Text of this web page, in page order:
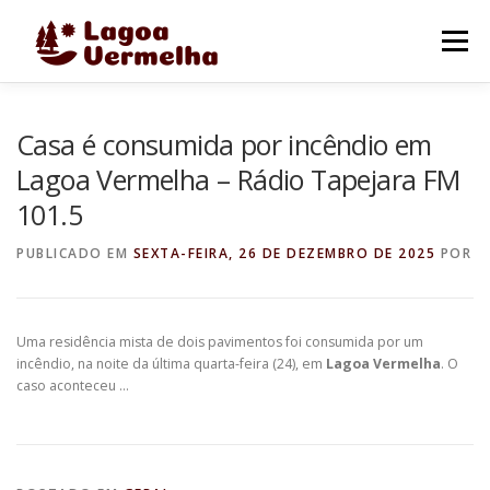
Menu
FALE CONOSCO
Casa é consumida por incêndio em
Lagoa Vermelha – Rádio Tapejara FM
101.5
PUBLICADO EM SEXTA-FEIRA, 26 DE DEZEMBRO DE 2025 POR
Uma residência mista de dois pavimentos foi consumida por um
incêndio, na noite da última quarta-feira (24), em Lagoa Vermelha. O
caso aconteceu …